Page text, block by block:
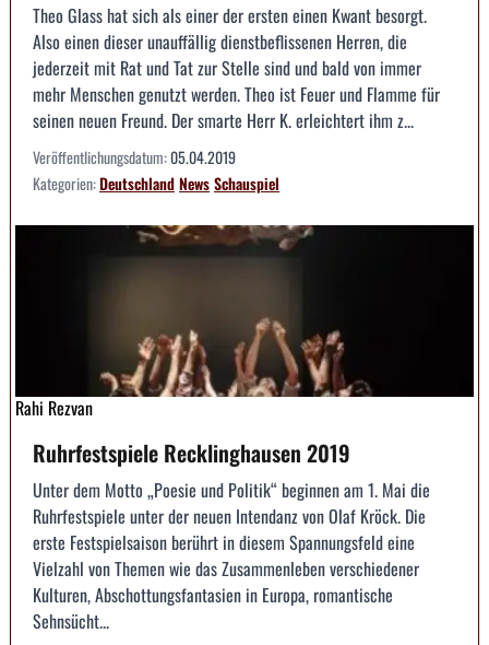
Theo Glass hat sich als einer der ersten einen Kwant besorgt.
Also einen dieser unauffällig dienstbeflissenen Herren, die
jederzeit mit Rat und Tat zur Stelle sind und bald von immer
mehr Menschen genutzt werden. Theo ist Feuer und Flamme für
seinen neuen Freund. Der smarte Herr K. erleichtert ihm z...
Veröffentlichungsdatum:05.04.2019
Kategorien:DeutschlandNewsSchauspiel
Rahi Rezvan
Ruhrfestspiele Recklinghausen 2019
Unter dem Motto „Poesie und Politik“ beginnen am 1. Mai die
Ruhrfestspiele unter der neuen Intendanz von Olaf Kröck. Die
erste Festspielsaison berührt in diesem Spannungsfeld eine
Vielzahl von Themen wie das Zusammenleben verschiedener
Kulturen, Abschottungsfantasien in Europa, romantische
Sehnsücht...